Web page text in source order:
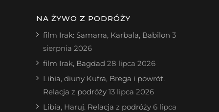
NA ŻYWO Z PODRÓŻY
film Irak: Samarra, Karbala, Babilon 3
sierpnia 2026
film Irak, Bagdad 28 lipca 2026
Libia, diuny Kufra, Brega i powrót.
Relacja z podróży 13 lipca 2026
Libia, Haruj. Relacja z podróży 6 lipca